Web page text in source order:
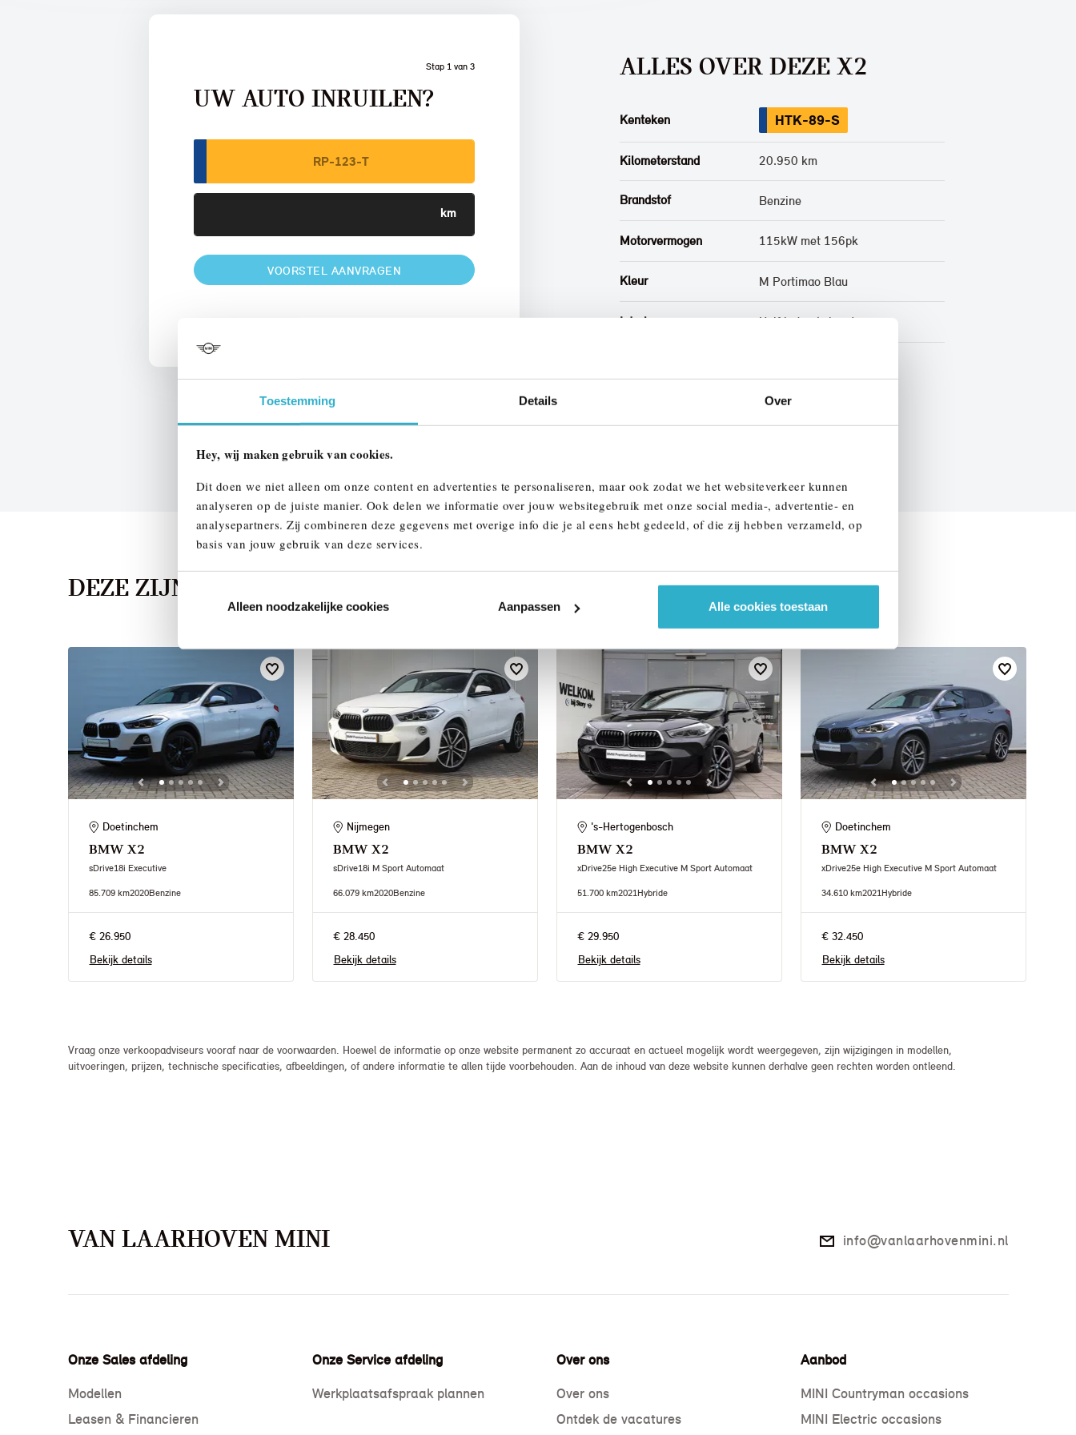
Toestemming Details Over
Hey, wij maken gebruik van cookies.
Dit doen we niet alleen om onze content en advertenties te personaliseren, maar ook zodat we het websiteverkeer kunnen
analyseren op de juiste manier. Ook delen we informatie over jouw websitegebruik met onze social media-, advertentie- en
analysepartners. Zij combineren deze gegevens met overige info die je al eens hebt gedeeld, of die zij hebben verzameld, op
basis van jouw gebruik van deze services.
Alleen noodzakelijke cookies Aanpassen Alle cookies toestaan
Stap 1 van 3
UW AUTO INRUILEN?
VOORSTEL AANVRAGEN
ALLES OVER DEZE X2
Kenteken HTK-89-S
Kilometerstand 20.950 km
Brandstof Benzine
Motorvermogen 115kW met 156pk
Kleur M Portimao Blau
Interieur Half leder / alcantara
ALLE OPTIES EN SPECIFICATIES
DEZE ZIJN VERGELIJKBAAR
Doetinchem
BMW X2
sDrive18i Executive
85.709 km2020Benzine
€ 26.950
Bekijk details
Nijmegen
BMW X2
sDrive18i M Sport Automaat
66.079 km2020Benzine
€ 28.450
Bekijk details
's-Hertogenbosch
BMW X2
xDrive25e High Executive M Sport Automaat
51.700 km2021 Hybride
€ 29.950
Bekijk details
Doetinchem
BMW X2
xDrive25e High Executive M Sport Automaat
34.610 km2021 Hybride
€ 32.450
Bekijk details
Vraag onze verkoopadviseurs vooraf naar de voorwaarden. Hoewel de informatie op onze website permanent zo accuraat en actueel mogelijk wordt weergegeven, zijn wijzigingen in modellen,
uitvoeringen, prijzen, technische specificaties, afbeeldingen, of andere informatie te allen tijde voorbehouden. Aan de inhoud van deze website kunnen derhalve geen rechten worden ontleend.
VAN LAARHOVEN MINI info@vanlaarhovenmini.nl
Onze Sales afdeling
Modellen
Leasen & Financieren
Onze Service afdeling
Werkplaatsafspraak plannen
Over ons
Over ons
Ontdek de vacatures
Aanbod
MINI Countryman occasions
MINI Electric occasions